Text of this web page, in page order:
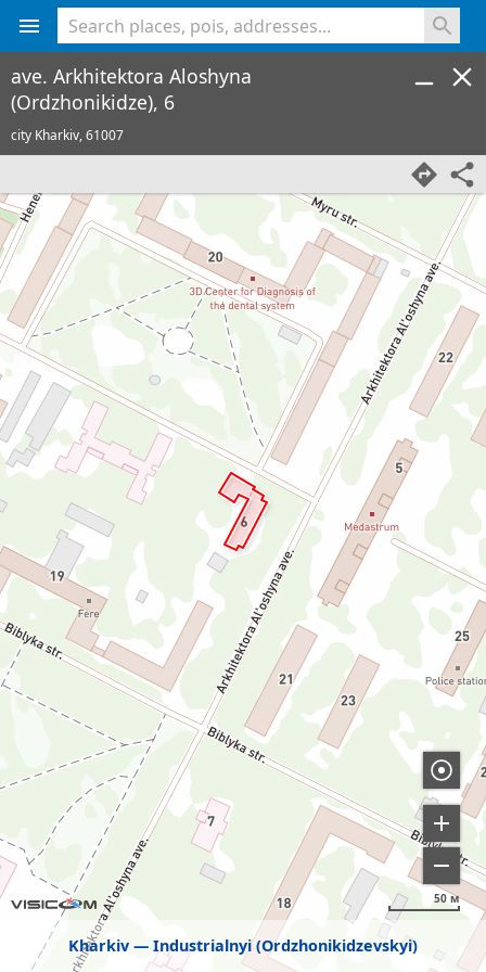
Kharkiv Industrialnyi (Ordzhonikidzevskyi)
50 м
ave. Arkhitektora Aloshyna
(Ordzhonikidze), 6
city Kharkiv,61007
<% console.log(hcard) %>